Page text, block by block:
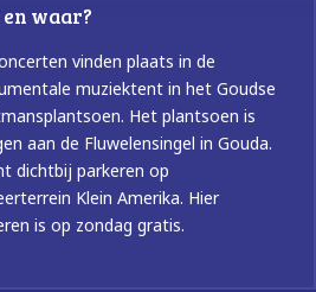
en waar?
vinden plaats in de
muziektent in het Goudse
Het plantsoen is
aan de Fluwelensingel in Gouda.
dichtbij parkeren op
Klein Amerika. Hier
is op zondag gratis.